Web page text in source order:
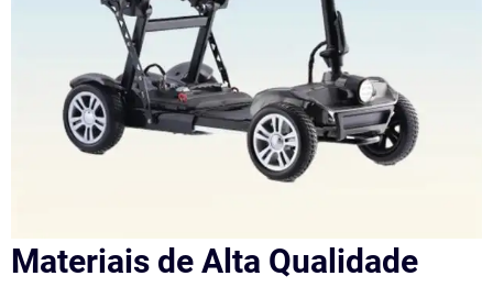
Materiais de Alta Qualidade